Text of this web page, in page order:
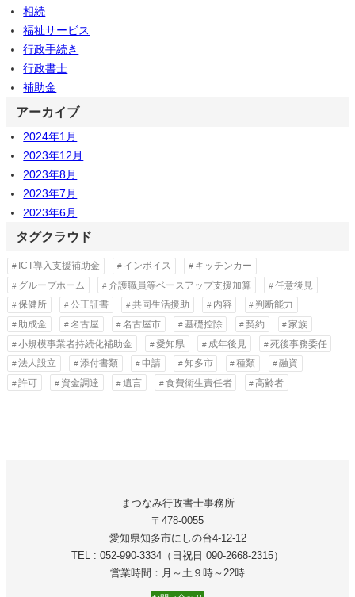
相続
福祉サービス
行政手続き
行政書士
補助金
アーカイブ
2024年1月
2023年12月
2023年8月
2023年7月
2023年6月
タグクラウド
ICT導入支援補助金 インボイス
キッチンカー
グループホーム
介護職員等ベースアップ支援加算
任意後見
保健所
公正証書 共同生活援助 内容
判断能力
助成金
名古屋 名古屋市 基礎控除 契約
家族
小規模事業者持続化補助金
愛知県 成年後見
死後事務委任
法人設立
添付書類 申請 知多市 種類
融資
許可
資金調達 遺言 食費衛生責任者 高齢者
まつなみ行政書士事務所
〒478-0055
愛知県知多市にしの台4-12-12
TEL : 052-990-3334（日祝日 090-2668‐2315）
営業時間：月～土９時～22時